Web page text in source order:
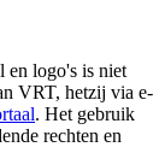
en logo's is niet
VRT, hetzij via e-
. Het gebruik
rechten en